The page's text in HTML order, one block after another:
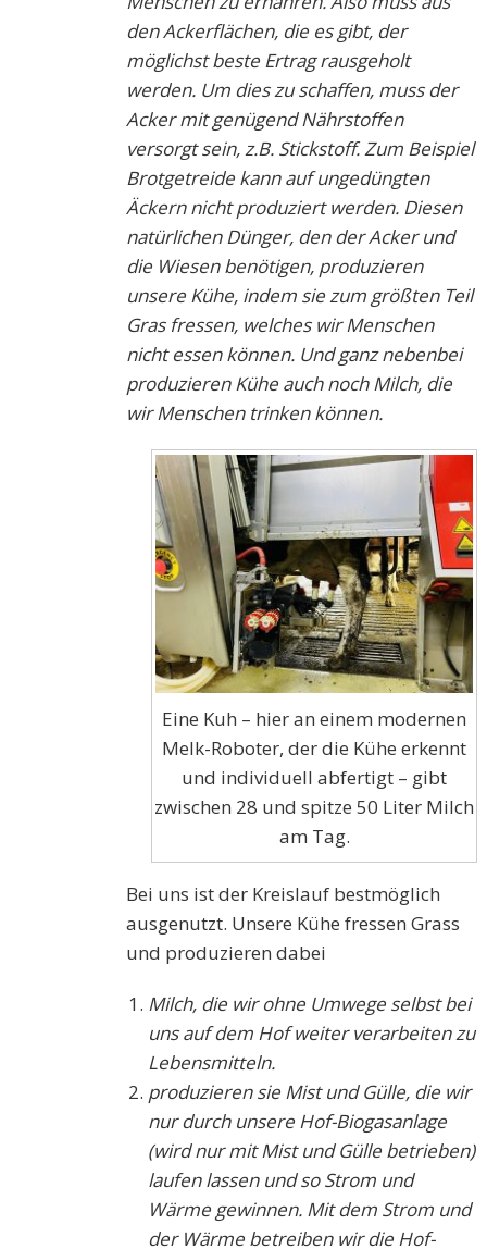
den Ackerflächen, die es gibt, der
möglichst beste Ertrag rausgeholt
werden. Um dies zu schaffen, muss der
Acker mit genügend Nährstoffen
versorgt sein, z.B. Stickstoff. Zum Beispiel
Brotgetreide kann auf ungedüngten
Äckern nicht produziert werden. Diesen
natürlichen Dünger, den der Acker und
die Wiesen benötigen, produzieren
unsere Kühe, indem sie zum größten Teil
Gras fressen, welches wir Menschen
nicht essen können. Und ganz nebenbei
produzieren Kühe auch noch Milch, die
wir Menschen trinken können.
Eine Kuh – hier an einem modernen
Melk-Roboter, der die Kühe erkennt
und individuell abfertigt – gibt
zwischen 28 und spitze 50 Liter Milch
am Tag.
Bei uns ist der Kreislauf bestmöglich
ausgenutzt. Unsere Kühe fressen Grass
und produzieren dabei
Milch, die wir ohne Umwege selbst bei
uns auf dem Hof weiter verarbeiten zu
Lebensmitteln.
produzieren sie Mist und Gülle, die wir
nur durch unsere Hof-Biogasanlage
(wird nur mit Mist und Gülle betrieben)
laufen lassen und so Strom und
Wärme gewinnen. Mit dem Strom und
der Wärme betreiben wir die Hof-